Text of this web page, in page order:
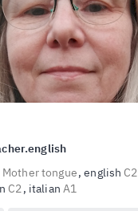
Mother tongue english C2
C2 italian A1